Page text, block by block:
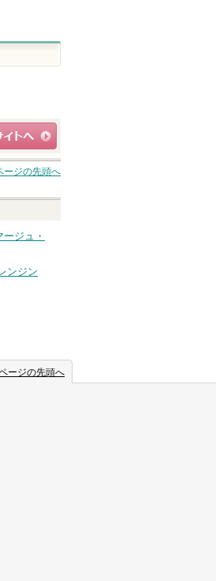
ングサイト
へ
ージの先頭へ
ジュ・
ンジン
ージの先頭へ